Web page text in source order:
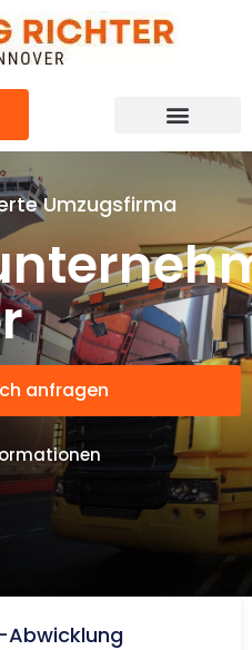
Umzugsfirma
anfragen
Abwicklung